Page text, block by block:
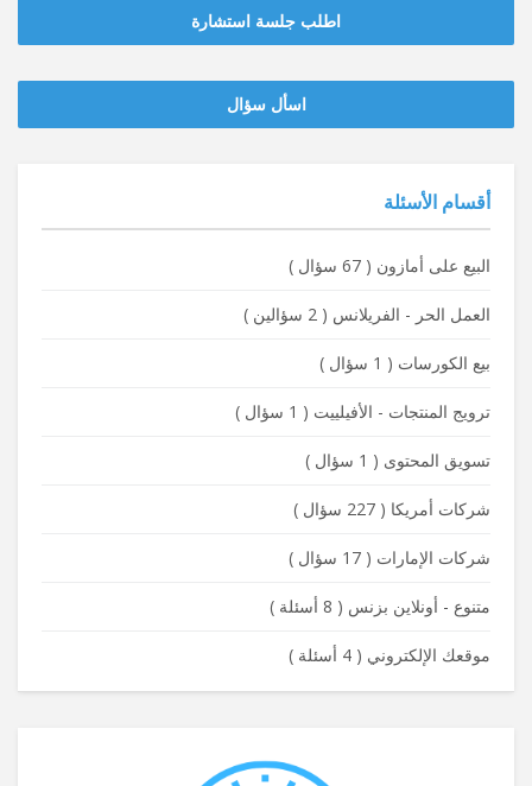
اطلب جلسة استشارة
‫‫اسأل سؤال
أقسام الأسئلة
البيع على أمازون ( 67 سؤال )
العمل الحر - الفريلانس ( 2 سؤالين )
بيع الكورسات ( 1 سؤال )
ترويج المنتجات - الأفيلييت ( 1 سؤال )
تسويق المحتوى ( 1 سؤال )
شركات أمريكا ( 227 سؤال )
شركات الإمارات ( 17 سؤال )
متنوع - أونلاين بزنس ( 8 أسئلة )
موقعك الإلكتروني ( 4 أسئلة )